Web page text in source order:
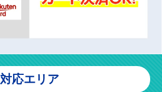
対応エリア